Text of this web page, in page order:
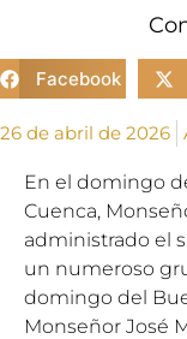
Facebook
26 de abril de 2026
En el domingo
Cuenca,
administrado el
un numeroso
domingo del
Monseñor José